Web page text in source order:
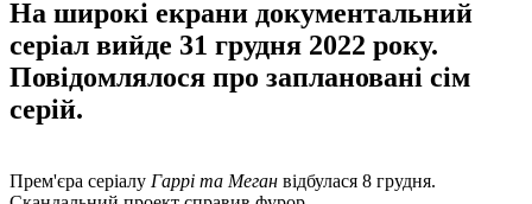
На широкі екрани документальний
серіал вийде 31 грудня 2022 року.
Повідомлялося про заплановані сім
серій.
Прем'єра серіалу Гаррі та Меган відбулася 8 грудня.